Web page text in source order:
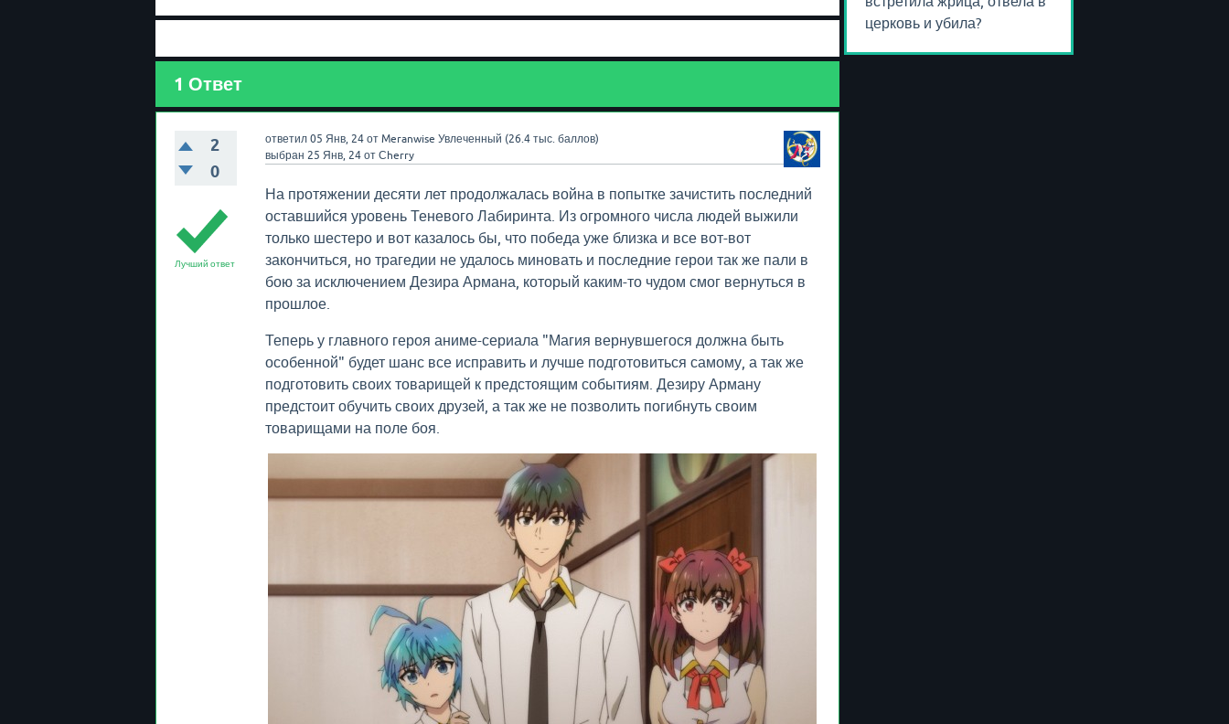
1 Ответ
2
0
ответил 05 Янв, 24 от Meranwise Увлеченный (26.4 тыс.баллов)
выбран 25 Янв, 24 от Сherry
Лучший ответ
На протяжении десяти лет продолжалась война в попытке зачистить последний
оставшийся уровень Теневого Лабиринта. Из огромного числа людей выжили
только шестеро и вот казалось бы, что победа уже близка и все вот-вот
закончиться, но трагедии не удалось миновать и последние герои так же пали в
бою за исключением Дезира Армана, который каким-то чудом смог вернуться в
прошлое.
Теперь у главного героя аниме-сериала "Магия вернувшегося должна быть
особенной" будет шанс все исправить и лучше подготовиться самому, а так же
подготовить своих товарищей к предстоящим событиям. Дезиру Арману
предстоит обучить своих друзей, а так же не позволить погибнуть своим
товарищами на поле боя.
церковь и убила?